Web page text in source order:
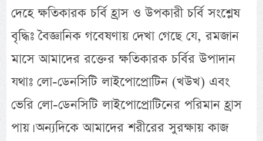
দেহে ক্ষতিকারক চর্বি হ্রাস ও উপকারী চর্বি সংশ্লেষ
বৃদ্ধিঃ বৈজ্ঞানিক গবেষণায় দেখা গেছে যে, রমজান
মাসে আমাদের রক্তের ক্ষতিকারক চর্বির উপাদান
যথাঃ লো-ডেনসিটি লাইপোপ্রোটিন (খউখ) এবং
ভেরি লো-ডেনসিটি লাইপোপ্রোটিনের পরিমান হ্রাস
পায়। অন্যদিকে আমাদের শরীরের সুরক্ষায় কাজ